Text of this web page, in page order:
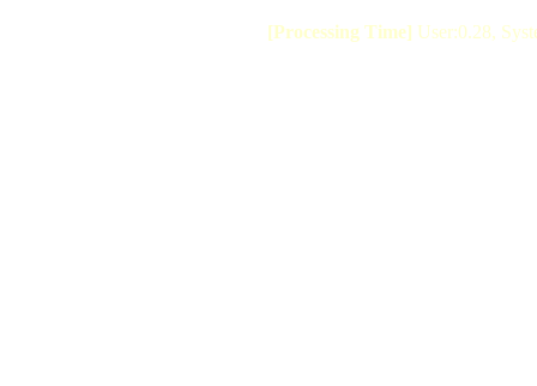
[Processing Time] User:0.28,